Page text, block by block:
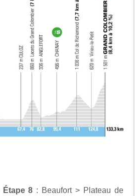
Étape 8 : Beaufort > Plateau de